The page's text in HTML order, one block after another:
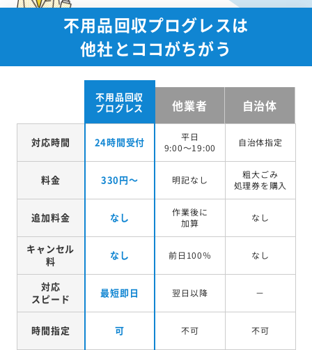
不用品回収プログレスは
他社とココがちがう
不用品回収
プログレス
他業者 自治体
対応時間 24時間受付
平日
9:00～19:00
自治体指定
料金 330円～ 明記なし
粗大ごみ
処理券を購入
追加料金 なし
作業後に
加算
なし
キャンセル
料
なし 前日100％ なし
対応
スピード
最短即日 翌日以降 －
時間指定 可 不可 不可